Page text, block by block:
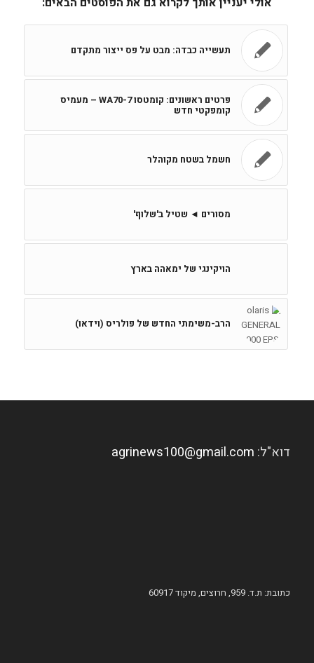
תעשייה כבדה: מבט על פס ייצור מתקדם
פרטים ראשונים: קומטסו WA70-7 – מעמיס
קומפקטי חדש
חשמל בשטח מקוהלר
מסורים ◄ שטיל ב'שלוף'
הויקינגי של ימאהה בארץ
הרב-משימתי החדש של פולריס (וידאו)
דוא"ל: agrinews100@gmail.com
כתובת: ת.ד. 959, חרוצים, מיקוד 60917